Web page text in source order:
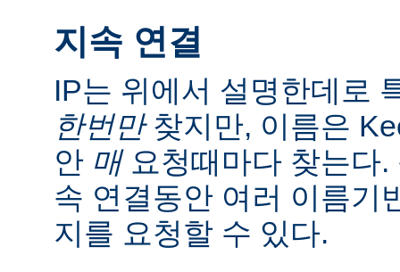
지속 연결
IP는 위에서 설명한데로
한번만찾지만, 이름은
안 매요청때마다 찾는다.
속 연결동안 여러 이름기
지를 요청할 수 있다.